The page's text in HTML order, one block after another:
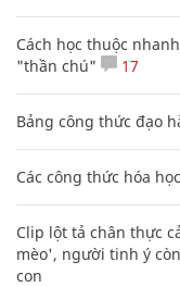
Cách học thuộc
"thần chú"
17
Bảng công thức đạo
Các công thức hóa
Clip lột tả chân thực
mèo', người tinh ý
con